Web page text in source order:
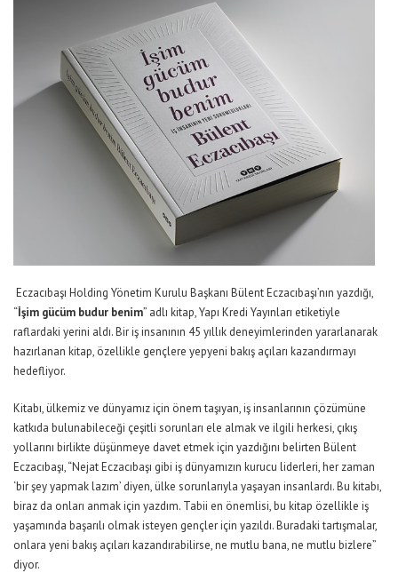
Eczacıbaşı Holding Yönetim Kurulu Başkanı Bülent Eczacıbaşı’nın yazdığı,
“İşim gücüm budur benim” adlı kitap, Yapı Kredi Yayınları etiketiyle
raflardaki yerini aldı. Bir iş insanının 45 yıllık deneyimlerinden yararlanarak
hazırlanan kitap, özellikle gençlere yepyeni bakış açıları kazandırmayı
hedefliyor.
Kitabı, ülkemiz ve dünyamız için önem taşıyan, iş insanlarının çözümüne
katkıda bulunabileceği çeşitli sorunları ele almak ve ilgili herkesi, çıkış
yollarını birlikte düşünmeye davet etmek için yazdığını belirten Bülent
Eczacıbaşı, “Nejat Eczacıbaşı gibi iş dünyamızın kurucu liderleri, her zaman
‘bir şey yapmak lazım’ diyen, ülke sorunlarıyla yaşayan insanlardı. Bu kitabı,
biraz da onları anmak için yazdım. Tabii en önemlisi, bu kitap özellikle iş
yaşamında başarılı olmak isteyen gençler için yazıldı. Buradaki tartışmalar,
onlara yeni bakış açıları kazandırabilirse, ne mutlu bana, ne mutlu bizlere”
diyor.